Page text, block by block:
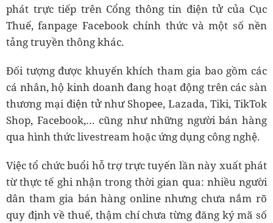
phát trực tiếp trên Cổng thông tin điện tử của Cục
Thuế, fanpage Facebook chính thức và một số nền
tảng truyền thông khác.
Đối tượng được khuyến khích tham gia bao gồm các
cá nhân, hộ kinh doanh đang hoạt động trên các sàn
thương mại điện tử như Shopee, Lazada, Tiki, TikTok
Shop, Facebook,… cũng như những người bán hàng
qua hình thức livestream hoặc ứng dụng công nghệ.
Việc tổ chức buổi hỗ trợ trực tuyến lần này xuất phát
từ thực tế ghi nhận trong thời gian qua: nhiều người
dân tham gia bán hàng online nhưng chưa nắm rõ
quy định về thuế, thậm chí chưa từng đăng ký mã số